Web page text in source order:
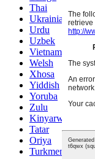
Thai
Ukrainian
Urdu
Uzbek
Vietnamese
Welsh
Xhosa
Yiddish
Yoruba
Zulu
Kinyarwanda
Tatar
Oriya
Turkmen